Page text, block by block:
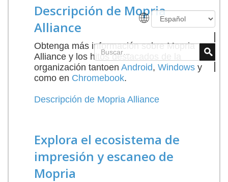
Descripción de Mopria
Alliance
Obtenga más información sobre Mopria
Alliance y los hitos destacados de la
organización tantoen Android, Windows y
como en Chromebook.
Descripción de Mopria Alliance
Explora el ecosistema de
impresión y escaneo de
Mopria